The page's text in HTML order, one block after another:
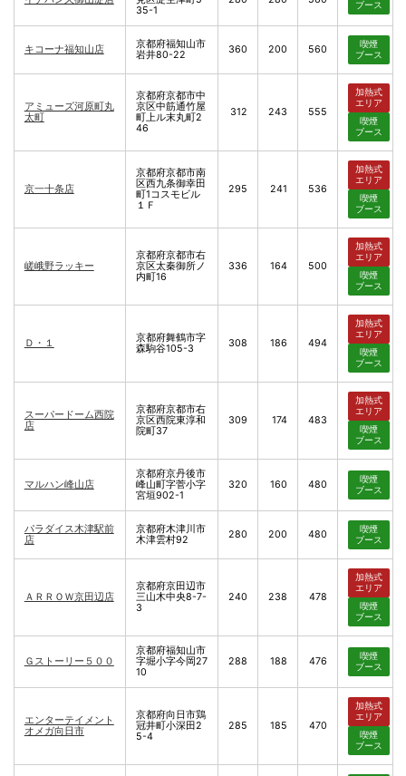
35-1
ブース
キコーナ福知山店
京都府福知山市
岩井80-22
360 200 560
喫煙
ブース
アミューズ河原町丸
太町
京都府京都市中
京区中筋通竹屋
町上ル末丸町2
46
312 243 555
加熱式
エリア
喫煙
ブース
京一十条店
京都府京都市南
区西九条御幸田
町1コスモビル
１Ｆ
295 241 536
加熱式
エリア
喫煙
ブース
嵯峨野ラッキー
京都府京都市右
京区太秦御所ノ
内町16
336 164 500
加熱式
エリア
喫煙
ブース
Ｄ・１
京都府舞鶴市字
森駒谷105-3
308 186 494
加熱式
エリア
喫煙
ブース
スーパードーム西院
店
京都府京都市右
京区西院東淳和
院町37
309 174 483
加熱式
エリア
喫煙
ブース
マルハン峰山店
京都府京丹後市
峰山町字菅小字
宮垣902-1
320 160 480
喫煙
ブース
パラダイス木津駅前
店
京都府木津川市
木津雲村92
280 200 480
喫煙
ブース
ＡＲＲＯＷ京田辺店
京都府京田辺市
三山木中央8-7-
3
240 238 478
加熱式
エリア
喫煙
ブース
Ｇストーリー５００
京都府福知山市
字堀小字今岡27
10
288 188 476
喫煙
ブース
エンターテイメント
オメガ向日市
京都府向日市鶏
冠井町小深田2
5-4
285 185 470
加熱式
エリア
喫煙
ブース